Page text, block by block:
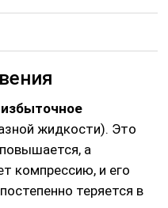
избыточное
жидкости). Это
а
компрессию, и его
теряется в